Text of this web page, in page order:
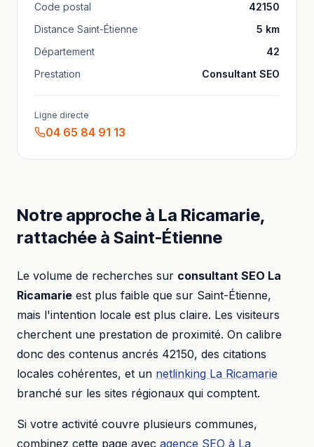
Code postal
42150
Distance Saint-Étienne 5 km
Département
42
Prestation
Consultant SEO
Ligne directe
04 65 84 91 13
Notre approche à La Ricamarie,
rattachée à Saint-Étienne
Le volume de recherches sur consultant SEO La
Ricamarie est plus faible que sur Saint-Étienne,
mais l'intention locale est plus claire. Les visiteurs
cherchent une prestation de proximité. On calibre
donc des contenus ancrés 42150, des citations
locales cohérentes, et un netlinking La Ricamarie
branché sur les sites régionaux qui comptent.
Si votre activité couvre plusieurs communes,
combinez cette page avec agence SEO à La